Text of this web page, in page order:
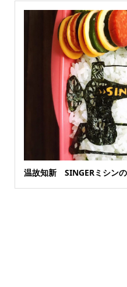
温故知新 SINGERミシン